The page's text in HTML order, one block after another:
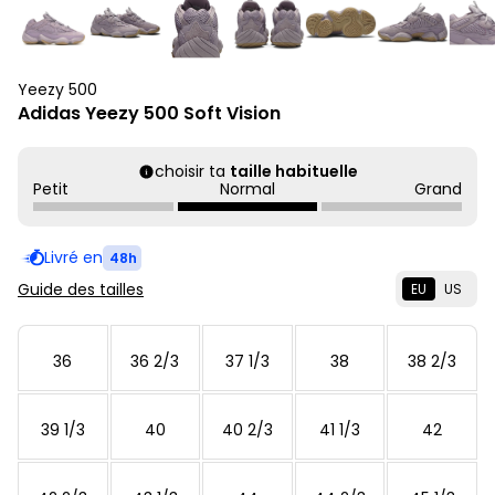
Yeezy 500
Adidas Yeezy 500 Soft Vision
choisir ta taille habituelle
Petit
Normal Grand
Livré en 48h
Guide des tailles EU US
36 36 2/3 37 1/3 38 38 2/3
39 1/3 40 40 2/3 41 1/3 42